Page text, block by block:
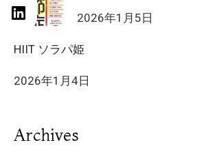
2026年1月5日
HIIT ソラパ姫
2026年1月4日
Archives